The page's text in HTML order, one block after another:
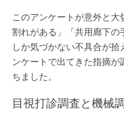
このアンケートが意外と
割れがある」「共用廊下
しか気づかない不具合が
ンケートで出てきた指摘
ちました。
目視打診調査と機械